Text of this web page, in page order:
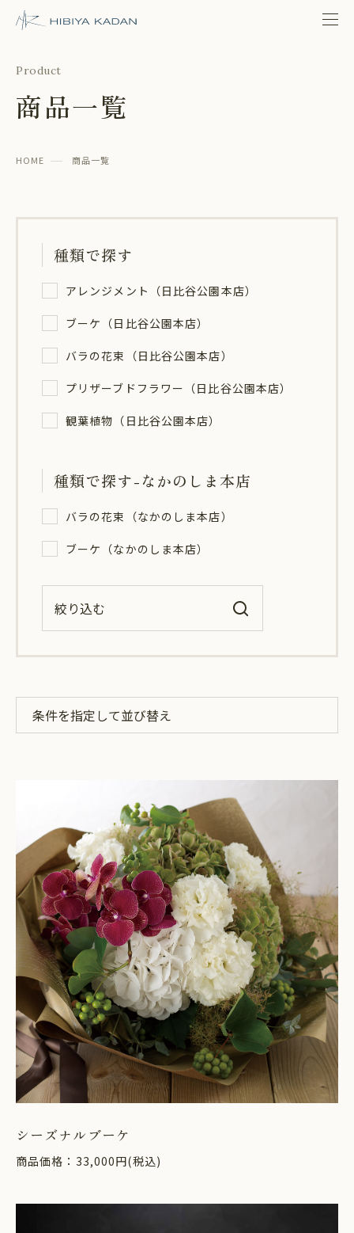
日比谷花壇 日比谷公園本店
Product
商品一覧
HOME 商品一覧
種類で探す
アレンジメント（日比谷公園本店）
ブーケ（日比谷公園本店）
バラの花束（日比谷公園本店）
プリザーブドフラワー（日比谷公園本店）
観葉植物（日比谷公園本店）
種類で探す-なかのしま本店
バラの花束（なかのしま本店）
ブーケ（なかのしま本店）
絞り込む
シーズナルブーケ
商品価格：33,000円(税込)